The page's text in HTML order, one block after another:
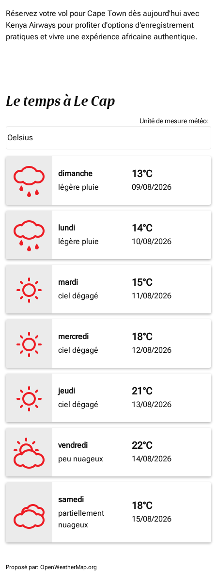
Réservez votre vol pour Cape Town dès aujourd'hui avec
Kenya Airways pour profiter d'options d'enregistrement
pratiques et vivre une expérience africaine authentique.
Le temps à Le Cap
Unité de mesure météo:
Celsius
keyboard_arrow_down
dimanche
légère pluie
13°C
09/08/2026
lundi
légère pluie
14°C
10/08/2026
mardi
ciel dégagé
15°C
11/08/2026
mercredi
ciel dégagé
18°C
12/08/2026
jeudi
ciel dégagé
21°C
13/08/2026
vendredi
peu nuageux
22°C
14/08/2026
samedi
partiellement
nuageux
18°C
15/08/2026
Proposé par: OpenWeatherMap.org